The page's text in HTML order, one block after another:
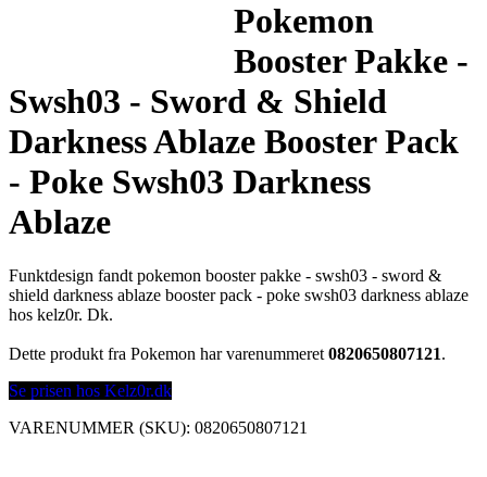
Pokemon
Booster Pakke -
Swsh03 - Sword & Shield
Darkness Ablaze Booster Pack
- Poke Swsh03 Darkness
Ablaze
Funktdesign fandt pokemon booster pakke - swsh03 - sword &
shield darkness ablaze booster pack - poke swsh03 darkness ablaze
hos kelz0r. Dk.
Dette produkt fra Pokemon har varenummeret 0820650807121.
Se prisen hos Kelz0r.dk
VARENUMMER (SKU): 0820650807121